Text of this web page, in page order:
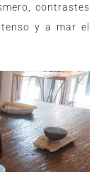
contrastes
y a mar el